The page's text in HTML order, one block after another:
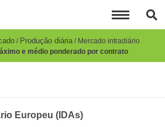
Produção diária Mercado intradiário
e médio ponderado por contrato
Europeu (IDAs)